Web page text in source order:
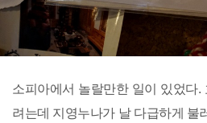
소피아에서 놀랄만한 일이 있었다.
려는데 지영누나가 날 다급하게 불